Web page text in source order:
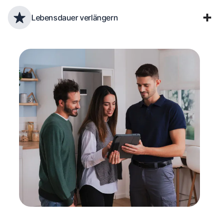
Lebensdauer verlängern